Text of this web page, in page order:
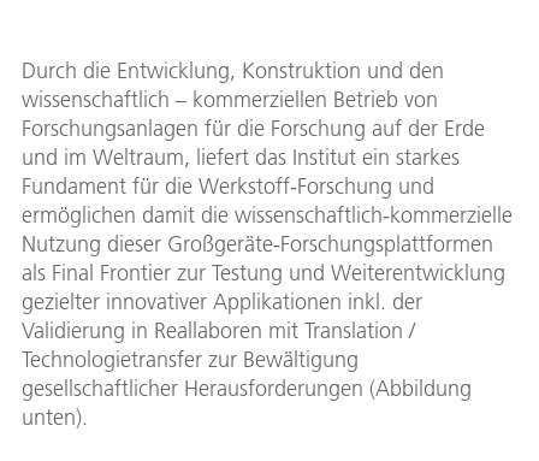
Durch die Entwicklung, Konstruktion und den
wissenschaftlich – kommerziellen Betrieb von
Forschungsanlagen für die Forschung auf der Erde
und im Weltraum, liefert das Institut ein starkes
Fundament für die Werkstoff-Forschung und
ermöglichen damit die wissenschaftlich-kommerzielle
Nutzung dieser Großgeräte-Forschungsplattformen
als Final Frontier zur Testung und Weiterentwicklung
gezielter innovativer Applikationen inkl. der
Validierung in Reallaboren mit Translation /
Technologietransfer zur Bewältigung
gesellschaftlicher Herausforderungen (Abbildung
unten).